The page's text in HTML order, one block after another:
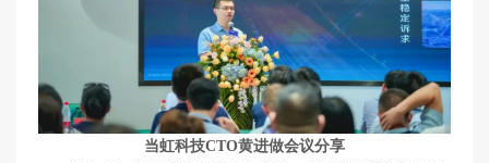
当虹科技CTO黄进做会议分享